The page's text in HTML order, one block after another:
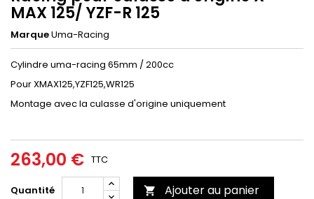
MAX 125/ YZF-R 125
MarqueUma-Racing
Cylindre uma-racing 65mm / 200cc
Pour XMAX125,YZF125,WR125
Montage avec la culasse d'origine uniquement
263,00 € TTC
Quantité  Ajouter au panier